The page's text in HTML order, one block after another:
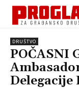
DRUŠTVO
POČASNI
Delegacije